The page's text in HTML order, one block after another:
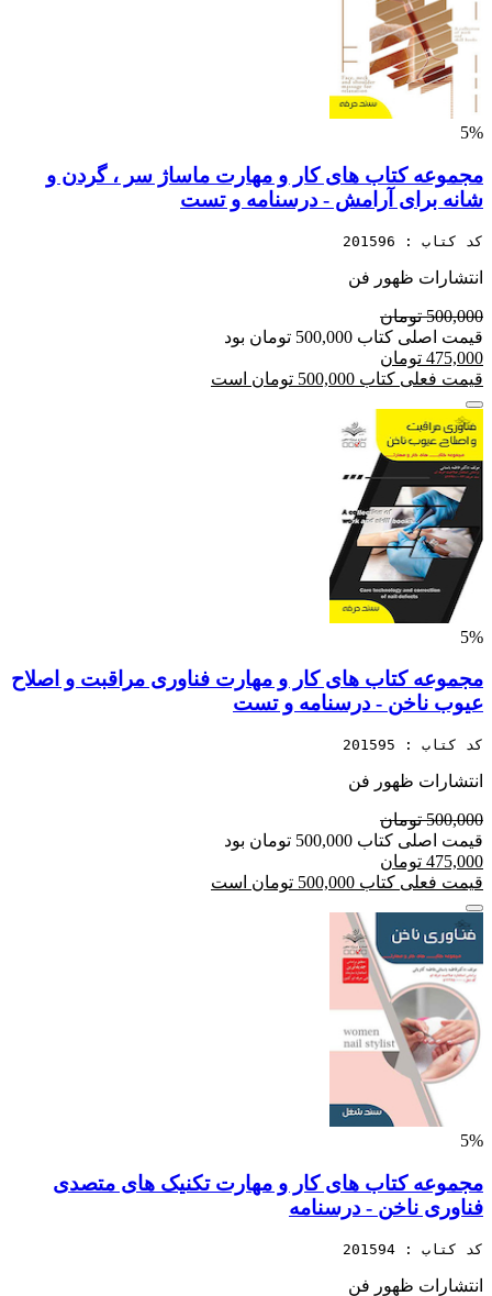
5%
مجموعه کتاب های کار و مهارت ماساژ سر ، گردن و
شانه برای آرامش - درسنامه و تست
کد کتاب : 201596
انتشارات ظهور فن
500,000 تومان
قیمت اصلی کتاب 500,000 تومان بود
475,000 تومان
قیمت فعلی کتاب 500,000 تومان است
5%
مجموعه کتاب های کار و مهارت فناوری مراقبت و اصلاح
عیوب ناخن - درسنامه و تست
کد کتاب : 201595
انتشارات ظهور فن
500,000 تومان
قیمت اصلی کتاب 500,000 تومان بود
475,000 تومان
قیمت فعلی کتاب 500,000 تومان است
5%
مجموعه کتاب های کار و مهارت تکنیک های متصدی
فناوری ناخن - درسنامه
کد کتاب : 201594
انتشارات ظهور فن